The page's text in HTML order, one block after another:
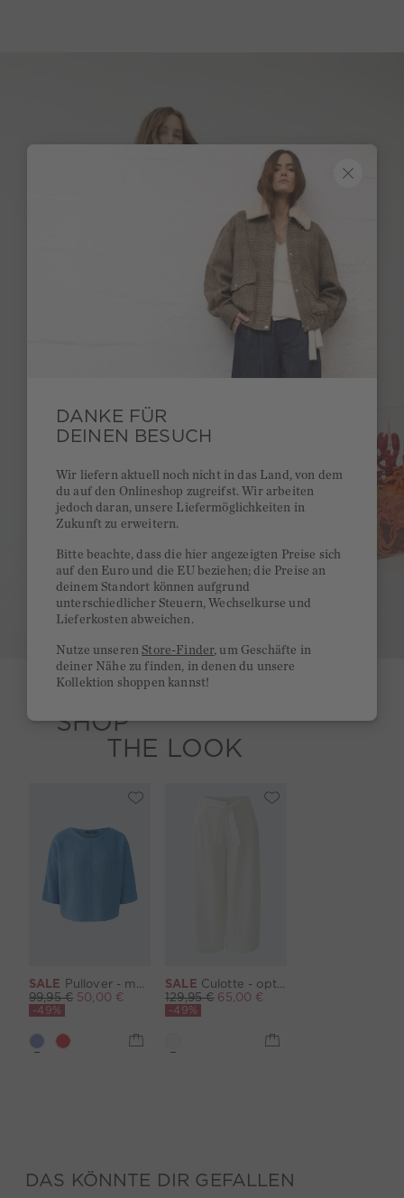
SHOP
THE LOOK
SALE Pullover - marina
99,95 € 50,00 €
-49%
SALE Culotte - optic white
129,95 € 65,00 €
-49%
DAS KÖNNTE DIR GEFALLEN
DANKE FÜR
DEINEN BESUCH
Wir liefern aktuell noch nicht in das Land, von dem
du auf den Onlineshop zugreifst. Wir arbeiten
jedoch daran, unsere Liefermöglichkeiten in
Zukunft zu erweitern.
Bitte beachte, dass die hier angezeigten Preise sich
auf den Euro und die EU beziehen; die Preise an
deinem Standort können aufgrund
unterschiedlicher Steuern, Wechselkurse und
Lieferkosten abweichen.
Nutze unserenStore-Finder, um Geschäfte in
deiner Nähe zu finden, in denen du unsere
Kollektion shoppen kannst!